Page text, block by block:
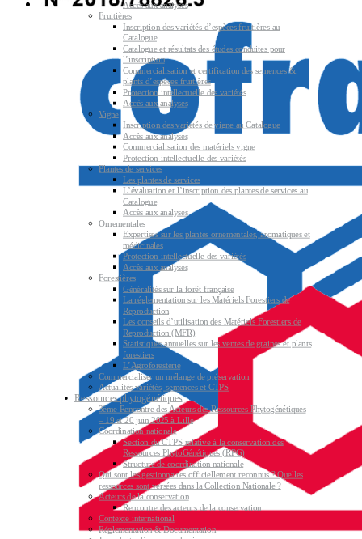
Accès aux analyses
Fruitières
Inscription des variétés d’espèces fruitières au
Catalogue
Catalogue et résultats des études conduites pour
l’inscription
Commercialisation et certification des semences &
plants d’espèces fruitières
Protection intellectuelle des variétés
Accès aux analyses
Vigne
Inscription des variétés de vigne au Catalogue
Accès aux analyses
Commercialisation des matériels vigne
Protection intellectuelle des variétés
Plantes de services
Les plantes de services
L’évaluation et l’inscription des plantes de services au
Catalogue
Accès aux analyses
Ornementales
Expertises sur les plantes ornementales, aromatiques et
médicinales
Protection intellectuelle des variétés
Accès aux analyses
Forestières
Généralités sur la forêt française
La réglementation sur les Matériels Forestiers de
Reproduction
Les conseils d’utilisation des Matériels Forestiers de
Reproduction (MFR)
Statistiques annuelles sur les ventes de graines et plants
forestiers
L’Agroforesterie
Commercialiser un mélange de préservation
Actualités variétés, semences et CTPS
Ressources phytogénétiques
3ème Rencontre des Acteurs des Ressources Phytogénétiques
– 19 et 20 juin 2025 à Lille
Coordination nationale
Section du CTPS relative à la conservation des
Ressources PhytoGénétiques (RPG)
Structure de coordination nationale
Qui sont les gestionnaires officiellement reconnus ? Quelles
ressources sont versées dans la Collection Nationale ?
Acteurs de la conservation
Rencontre des acteurs de la conservation
Contexte international
Réglementation & Documentation